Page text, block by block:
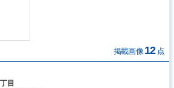
掲載画像 12 点
目